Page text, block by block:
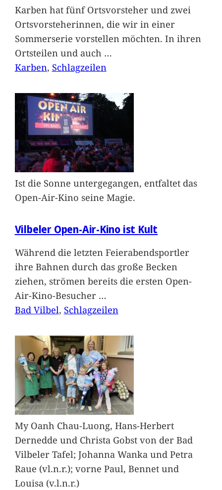
Karben hat fünf Ortsvorsteher und zwei
Ortsvorsteherinnen, die wir in einer
Sommerserie vorstellen möchten. In ihren
Ortsteilen und auch …
Karben, Schlagzeilen
Ist die Sonne untergegangen, entfaltet das
Open-Air-Kino seine Magie.
Vilbeler Open-Air-Kino ist Kult
Während die letzten Feierabendsportler
ihre Bahnen durch das große Becken
ziehen, strömen bereits die ersten Open-
Air-Kino-Besucher …
Bad Vilbel, Schlagzeilen
My Oanh Chau-Luong, Hans-Herbert
Dernedde und Christa Gobst von der Bad
Vilbeler Tafel; Johanna Wanka und Petra
Raue (vl.n.r.); vorne Paul, Bennet und
Louisa (v.l.n.r.)